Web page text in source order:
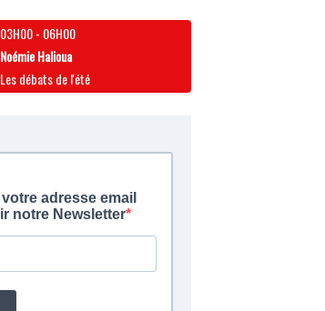
03H00- 06H00
Noémie Halioua
Les débats de l'été